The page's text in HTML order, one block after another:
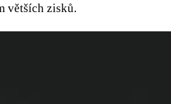
větších zisků.